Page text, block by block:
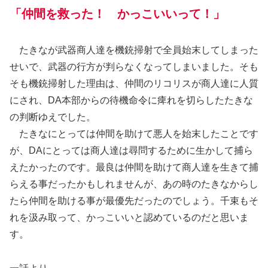
「仲間を救った！ かっこいいって！」
たきなが武器商人達を機銃掃射で全員始末してしまった
せいで、武器の行方が判らなくなってしまいました。そも
そも機銃掃射した理由は、仲間のリコリスが商人達に人質
にされ、DA本部からの待機命令に痺れを切らしたたきな
の判断ゆえでした。
たきなにとっては仲間を助けて悪人を始末したことです
が、DAにとっては商人達は尋問するために生かして捕ら
えたかったのです。最良は仲間を助けて商人達を生きて捕
らえる事だったかもしれませんが、あの時のたきなからし
たら仲間を助ける事が最優先だったのでしょう。千束もそ
れを汲み取って、かっこいいと認めているのだと思いま
す。